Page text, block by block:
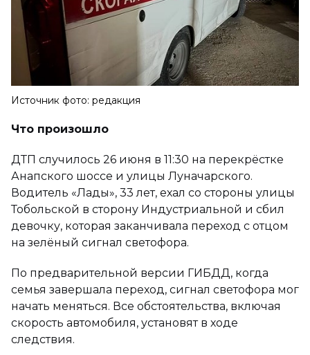
Источник фото: редакция
Что произошло
ДТП случилось 26 июня в 11:30 на перекрёстке
Анапского шоссе и улицы Луначарского.
Водитель «Лады», 33 лет, ехал со стороны улицы
Тобольской в сторону Индустриальной и сбил
девочку, которая заканчивала переход с отцом
на зелёный сигнал светофора.
По предварительной версии ГИБДД, когда
семья завершала переход, сигнал светофора мог
начать меняться. Все обстоятельства, включая
скорость автомобиля, установят в ходе
следствия.